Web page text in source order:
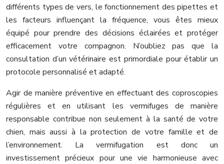
différents types de vers, le fonctionnement des pipettes et
les facteurs influençant la fréquence, vous êtes mieux
équipé pour prendre des décisions éclairées et protéger
efficacement votre compagnon. N’oubliez pas que la
consultation d’un vétérinaire est primordiale pour établir un
protocole personnalisé et adapté.
Agir de manière préventive en effectuant des coproscopies
régulières et en utilisant les vermifuges de manière
responsable contribue non seulement à la santé de votre
chien, mais aussi à la protection de votre famille et de
l’environnement. La vermifugation est donc un
investissement précieux pour une vie harmonieuse avec